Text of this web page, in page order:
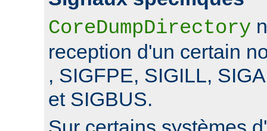
CoreDumpDirectory
reception d'un certain
, SIGFPE, SIGILL,
et SIGBUS.